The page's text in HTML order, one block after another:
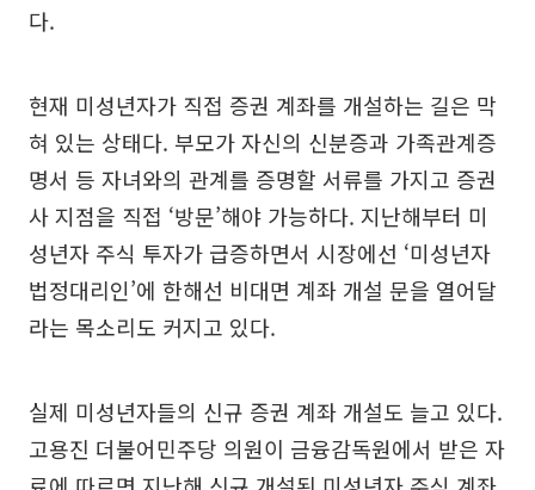
다.
현재 미성년자가 직접 증권 계좌를 개설하는 길은 막
혀 있는 상태다. 부모가 자신의 신분증과 가족관계증
명서 등 자녀와의 관계를 증명할 서류를 가지고 증권
사 지점을 직접 ‘방문’해야 가능하다. 지난해부터 미
성년자 주식 투자가 급증하면서 시장에선 ‘미성년자
법정대리인’에 한해선 비대면 계좌 개설 문을 열어달
라는 목소리도 커지고 있다.
실제 미성년자들의 신규 증권 계좌 개설도 늘고 있다.
고용진 더불어민주당 의원이 금융감독원에서 받은 자